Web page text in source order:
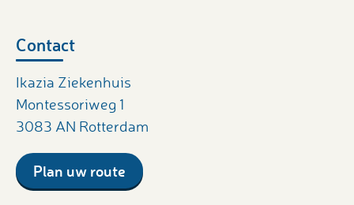
Contact
Ikazia Ziekenhuis
Montessoriweg 1
3083 AN Rotterdam
Plan uw route